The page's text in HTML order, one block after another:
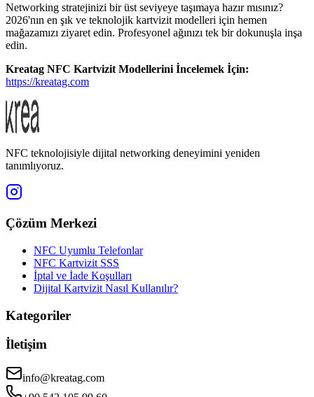
Networking stratejinizi bir üst seviyeye taşımaya hazır mısınız?
2026'nın en şık ve teknolojik kartvizit modelleri için hemen
mağazamızı ziyaret edin. Profesyonel ağınızı tek bir dokunuşla inşa
edin.
Kreatag NFC Kartvizit Modellerini İncelemek İçin:
https://kreatag.com
NFC teknolojisiyle dijital networking deneyimini yeniden
tanımlıyoruz.
Çözüm Merkezi
NFC Uyumlu Telefonlar
NFC Kartvizit SSS
İptal ve İade Koşulları
Dijital Kartvizit Nasıl Kullanılır?
Kategoriler
İletişim
info@kreatag.com